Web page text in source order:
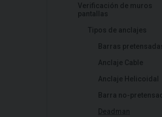
Verificación de muros
pantallas
Tipos de anclajes
Barras
Anclaje Cable
Anclaje Helicoidal
Barra no-
Deadman